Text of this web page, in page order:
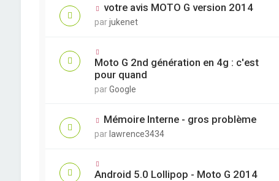
votre avis MOTO G version 2014
parjukenet
Moto G 2nd génération en 4g : c'est
pour quand
parGoogle
Mémoire Interne - gros problème
par lawrence3434
Android 5.0 Lollipop - Moto G 2014